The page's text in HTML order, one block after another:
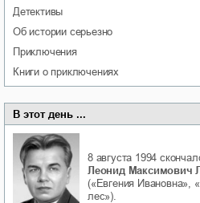
детективы
об истории серьезно
приключения
книги о приключениях
В этот день ...
8 августа 1994
Леонид Максимович
(«Евгения Ивановна»,
лес»).